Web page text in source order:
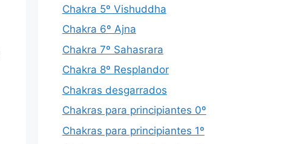
Chakra 5º Vishuddha
Chakra 6º Ajna
Chakra 7º Sahasrara
Chakra 8º Resplandor
Chakras desgarrados
Chakras para principiantes 0º
Chakras para principiantes 1º